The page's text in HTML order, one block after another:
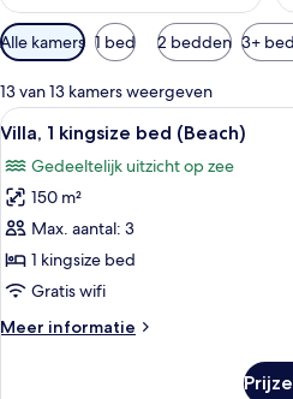
Beschikbare
filters
voor
kamers
Alle kamers 1 bed 2 bedden 3+
13 van 13 kamers weergeven
Alle
foto's
voor
Villa,
1
kingsize
bed
laden
9
Villa, 1 kingsize bed (Beach)
Gedeeltelijk uitzicht op zee
150 m²
Max. aantal: 3
1 kingsize bed
Gratis wifi
Meer informatie
Meer